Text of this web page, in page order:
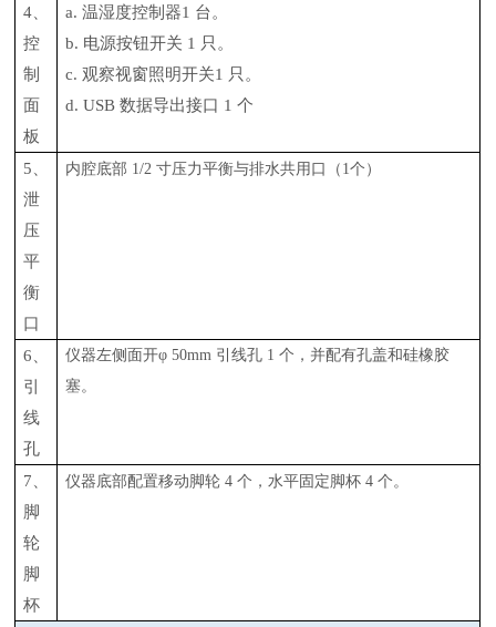
4、
控
制
面
板
a. 温湿度控制器1 台。
b. 电源按钮开关 1 只。
c. 观察视窗照明开关1 只。
d. USB 数据导出接口 1 个
5、
泄
压
平
衡
口
内腔底部 1/2 寸压力平衡与排水共用口（1个）
6、
引
线
孔
仪器左侧面开φ 50mm 引线孔 1 个，并配有孔盖和硅橡胶
塞。
7、
脚
轮
脚
杯
仪器底部配置移动脚轮 4 个，水平固定脚杯 4 个。